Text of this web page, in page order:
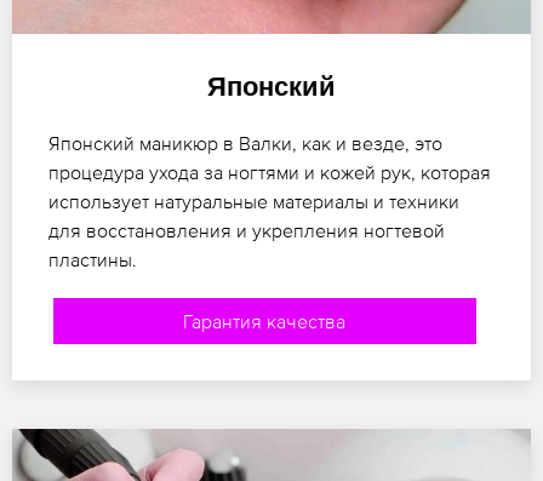
Японский
Японский маникюр в Валки, как и везде, это
процедура ухода за ногтями и кожей рук, которая
использует натуральные материалы и техники
для восстановления и укрепления ногтевой
пластины.
Гарантия качества